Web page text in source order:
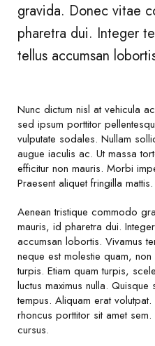
gravida. Donec vitae
pharetra dui. Integer
tellus accumsan
Nunc dictum nisl at vehicula
sed ipsum porttitor
vulputate sodales. Nullam
augue iaculis ac. Ut massa
efficitur non mauris. Morbi
Praesent aliquet fringilla mattis.
Aenean tristique commodo
mauris, id pharetra dui.
accumsan lobortis. Vivamus
neque est molestie quam,
turpis. Etiam quam turpis,
luctus maximus nulla.
tempus. Aliquam erat
rhoncus porttitor sit amet
cursus.